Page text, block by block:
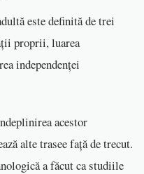
este definită de trei
proprii, luarea
independenței
acestor
alte trasee față de trecut.
a făcut ca studiile